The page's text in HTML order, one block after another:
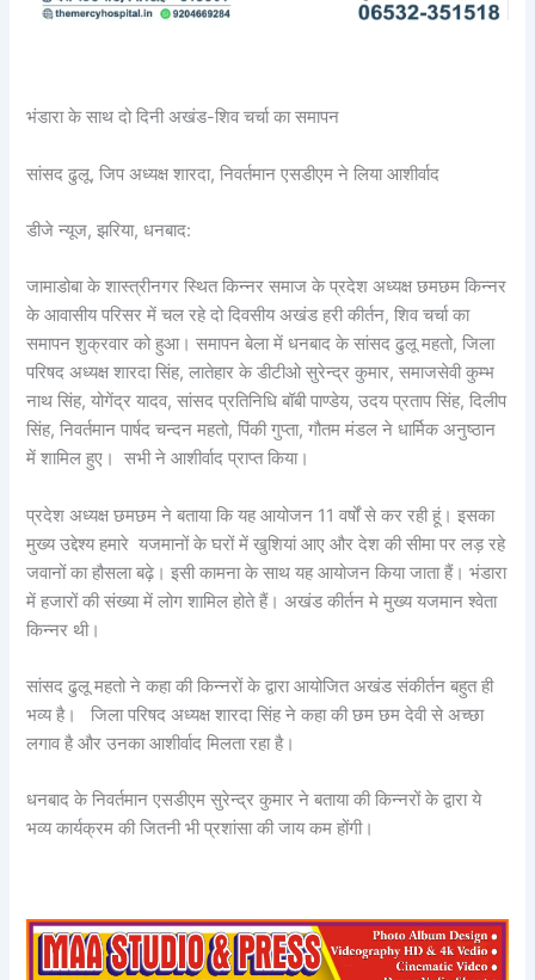
भंडारा के साथ दो दिनी अखंड-शिव चर्चा का समापन
सांसद ढुलू, जिप अध्यक्ष शारदा, निवर्तमान एसडीएम ने लिया आशीर्वाद
डीजे न्यूज, झरिया, धनबाद:
जामाडोबा के शास्त्रीनगर स्थित किन्नर समाज के प्रदेश अध्यक्ष छमछम किन्नर
के आवासीय परिसर में चल रहे दो दिवसीय अखंड हरी कीर्तन, शिव चर्चा का
समापन शुक्रवार को हुआ। समापन बेला में धनबाद के सांसद ढुलू महतो, जिला
परिषद अध्यक्ष शारदा सिंह, लातेहार के डीटीओ सुरेन्द्र कुमार, समाजसेवी कुम्भ
नाथ सिंह, योगेंद्र यादव, सांसद प्रतिनिधि बॉबी पाण्डेय, उदय प्रताप सिंह, दिलीप
सिंह, निवर्तमान पार्षद चन्दन महतो, पिंकी गुप्ता, गौतम मंडल ने धार्मिक अनुष्ठान
में शामिल हुए। सभी ने आशीर्वाद प्राप्त किया।
प्रदेश अध्यक्ष छमछम ने बताया कि यह आयोजन 11 वर्षों से कर रही हूं। इसका
मुख्य उद्देश्य हमारे यजमानों के घरों में खुशियां आए और देश की सीमा पर लड़ रहे
जवानों का हौसला बढ़े। इसी कामना के साथ यह आयोजन किया जाता हैं। भंडारा
में हजारों की संख्या में लोग शामिल होते हैं। अखंड कीर्तन मे मुख्य यजमान श्वेता
किन्नर थी।
सांसद ढुलू महतो ने कहा की किन्नरों के द्वारा आयोजित अखंड संकीर्तन बहुत ही
भव्य है। जिला परिषद अध्यक्ष शारदा सिंह ने कहा की छम छम देवी से अच्छा
लगाव है और उनका आशीर्वाद मिलता रहा है।
धनबाद के निवर्तमान एसडीएम सुरेन्द्र कुमार ने बताया की किन्नरों के द्वारा ये
भव्य कार्यक्रम की जितनी भी प्रशांसा की जाय कम होंगी।